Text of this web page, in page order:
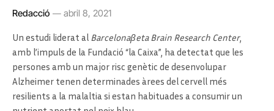
Redacció abril 8, 2021
Un estudi liderat al Barcelonaβeta Brain Research Center,
amb l’impuls de la Fundació “la Caixa”, ha detectat que les
persones amb un major risc genètic de desenvolupar
Alzheimer tenen determinades àrees del cervell més
resilients a la malaltia si estan habituades a consumir un